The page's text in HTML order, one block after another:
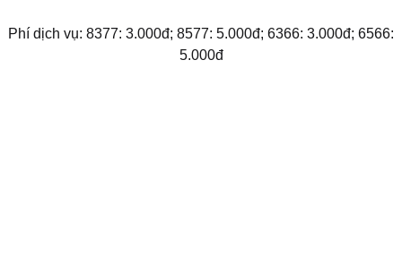
Phí dịch vụ: 8377: 3.000đ; 8577: 5.000đ; 6366: 3.000đ; 6566:
5.000đ